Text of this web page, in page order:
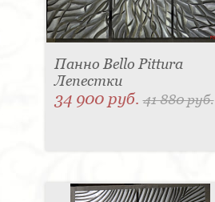
Панно Bello Pittura
Лепестки
34 900 руб.41 880 руб.